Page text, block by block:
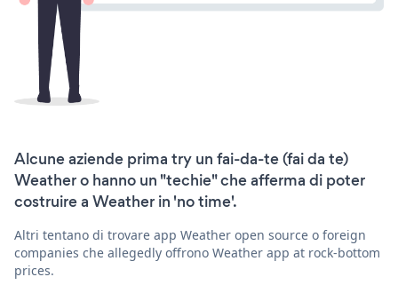
Alcune aziende prima try un fai-da-te (fai da te)
Weather o hanno un "techie" che afferma di poter
costruire a Weather in 'no time'.
Altri tentano di trovare app Weather open source o foreign
companies che allegedly offrono Weather app at rock-bottom
prices.